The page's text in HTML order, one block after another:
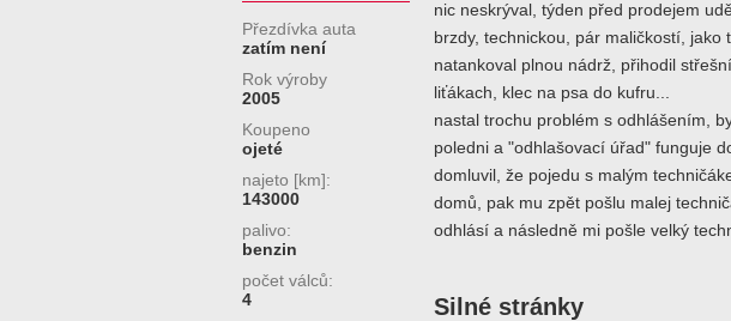
Přezdívka auta
zatím není
Rok výroby
2005
Koupeno
ojeté
najeto [km]:
143000
palivo:
benzin
počet válců:
4
nic neskrýval, týden před prodejem
brzdy, technickou, pár maličkostí, jako
natankoval plnou nádrž, přihodil
liťákach, klec na psa do kufru...
nastal trochu problém s odhlášením,
poledni a "odhlašovací úřad" funguje
domluvil, že pojedu s malým
domů, pak mu zpět pošlu malej
odhlásí a následně mi pošle velký
Silné stránky